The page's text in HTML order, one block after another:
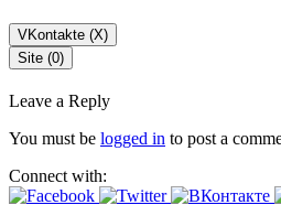
VKontakte (X)
Site (0)
Leave a Reply
You must be logged in to post a
Connect with: